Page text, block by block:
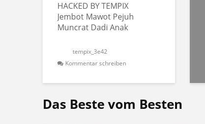
HACKED BY TEMPIX
Jembot Mawot Pejuh
Muncrat Dadi Anak
tempix_3e42
Kommentar schreiben
Das Beste vom Besten